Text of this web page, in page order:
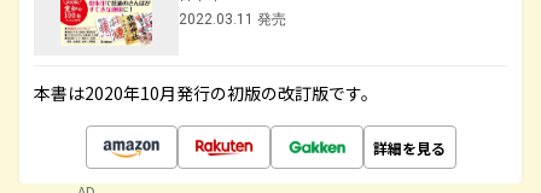
2022.03.11 発売
本書は2020年10月発行の初版の改訂版です。
詳細を見る